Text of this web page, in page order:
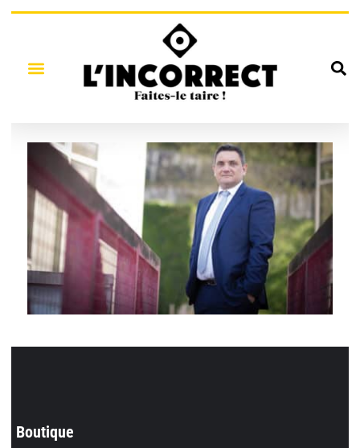
Boutique